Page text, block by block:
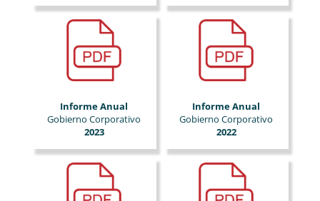
Informe Anual
Gobierno Corporativo
2023
Informe Anual
Gobierno Corporativo
2022